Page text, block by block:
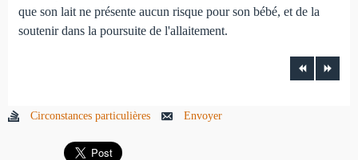
que son lait ne présente aucun risque pour son bébé, et de la
soutenir dans la poursuite de l'allaitement.
Circonstances particulières Envoyer